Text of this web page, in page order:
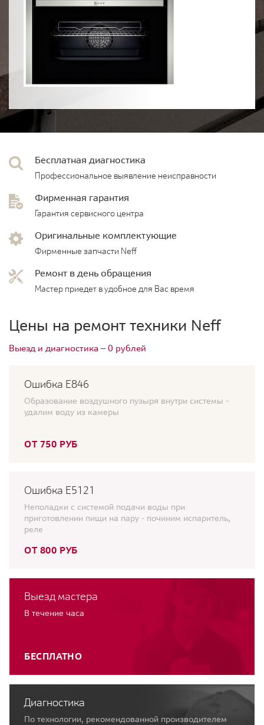
Бесплатная диагностика
Профессиональное выявление неисправности
Фирменная гарантия
Гарантия сервисного центра
Оригинальные комплектующие
Фирменные запчасти Neff
Ремонт в день обращения
Мастер приедет в удобное для Вас время
Цены на ремонт техники Neff
Выезд и диагностика — 0 рублей
Ошибка Е846
Образование воздушного пузыря внутри системы -
удалим воду из камеры
ОТ 750 РУБ
Ошибка E5121
Неполадки с системой подачи воды при
приготовлении пищи на пару - починим испаритель,
реле
ОТ 800 РУБ
Выезд мастера
В течение часа
БЕСПЛАТНО
Диагностика
По технологии, рекомендованной производителем